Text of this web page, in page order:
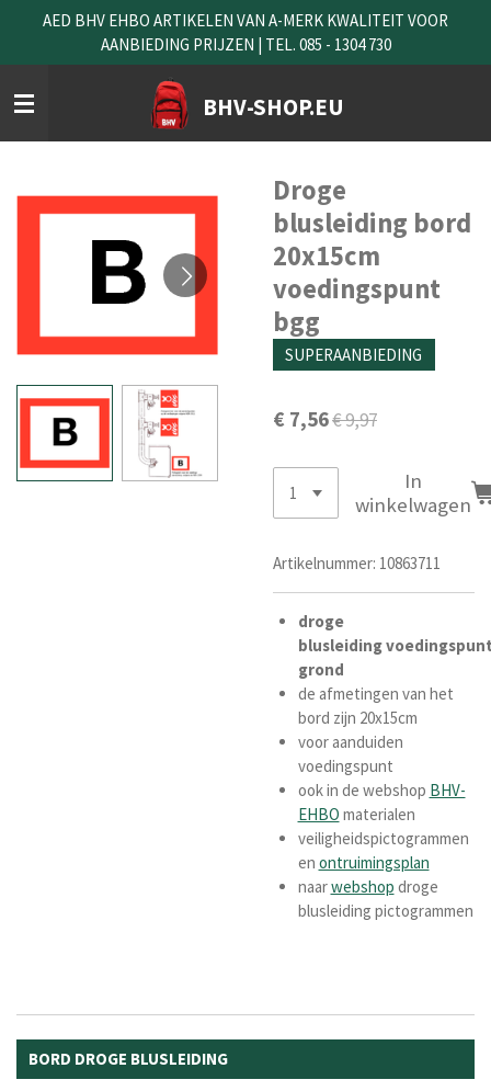
naar
de
hoofdinhoud
BHV-SHOP.EU
AED BHV EHBO ARTIKELEN VAN A-MERK KWALITEIT VOOR
AANBIEDING PRIJZEN | TEL. 085 - 1304 730
Droge
blusleiding bord
20x15cm
voedingspunt
bgg
SUPERAANBIEDING
€ 7,56€ 9,97
In
winkelwagen
Artikelnummer: 10863711
droge
blusleiding
grond
de afmetingen van het
bord zijn 20x15cm
voor aanduiden
voedingspunt
ook in de webshop BHV-
EHBO materialen
veiligheidspictogrammen
en ontruimingsplan
naarwebshop droge
blusleiding pictogrammen
BORD DROGE BLUSLEIDING